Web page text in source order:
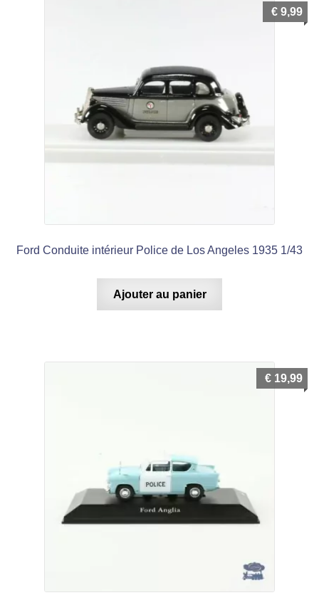
Ford Conduite intérieur Police de Los Angeles 1935 1/43
€ 9,99
Ajouter au panier
€ 19,99